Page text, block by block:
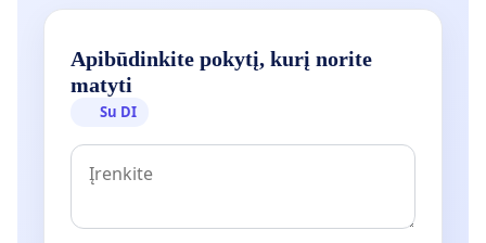
Apibūdinkite pokytį, kurį norite
matyti
Su DI